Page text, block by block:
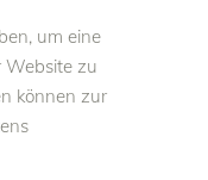
um eine
Website zu
können zur